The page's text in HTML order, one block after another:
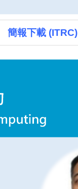
簡報下載 (ITRC)